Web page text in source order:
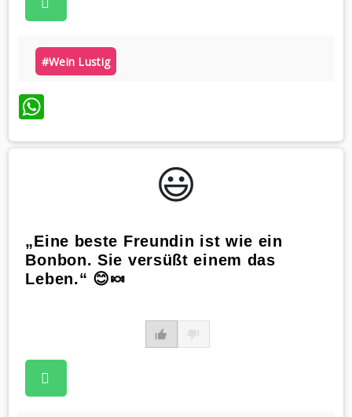
#wein Lustig
WhatsApp
😃️
„Eine beste Freundin ist wie ein
Bonbon. Sie versüßt einem das
Leben.“ 😊🍬